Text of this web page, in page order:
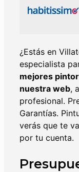
¿Estás en
especialista
mejores
nuestra web,
profesional.
Garantías.
verás que te
por tu cuenta.